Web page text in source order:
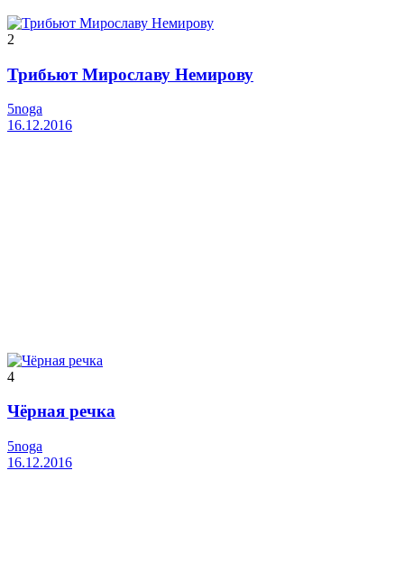
2
Трибьют Мирославу Немирову
5noga
16.12.2016
4
Чёрная речка
5noga
16.12.2016